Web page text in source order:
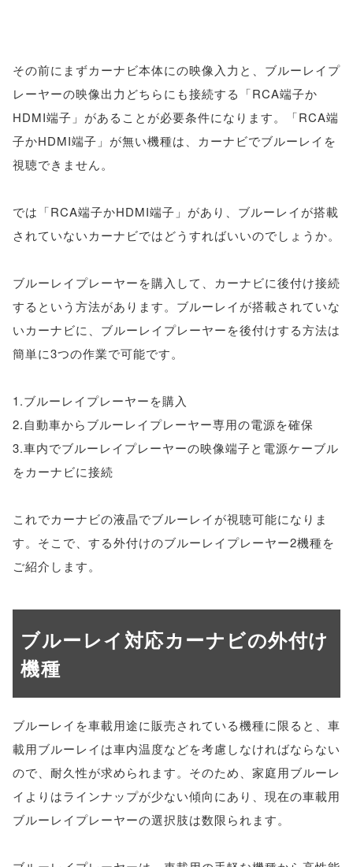
その前にまずカーナビ本体にの映像入力と、ブルーレイプ
レーヤーの映像出力どちらにも接続する「RCA端子か
HDMI端子」があることが必要条件になります。「RCA端
子かHDMI端子」が無い機種は、カーナビでブルーレイを
視聴できません。
では「RCA端子かHDMI端子」があり、ブルーレイが搭載
されていないカーナビではどうすればいいのでしょうか。
ブルーレイプレーヤーを購入して、カーナビに後付け接続
するという方法があります。ブルーレイが搭載されていな
いカーナビに、ブルーレイプレーヤーを後付けする方法は
簡単に3つの作業で可能です。
1.ブルーレイプレーヤーを購入
2.自動車からブルーレイプレーヤー専用の電源を確保
3.車内でブルーレイプレーヤーの映像端子と電源ケーブル
をカーナビに接続
これでカーナビの液晶でブルーレイが視聴可能になりま
す。そこで、する外付けのブルーレイプレーヤー2機種を
ご紹介します。
ブルーレイ対応カーナビの外付け
機種
ブルーレイを車載用途に販売されている機種に限ると、車
載用ブルーレイは車内温度などを考慮しなければならない
ので、耐久性が求められます。そのため、家庭用ブルーレ
イよりはラインナップが少ない傾向にあり、現在の車載用
ブルーレイプレーヤーの選択肢は数限られます。